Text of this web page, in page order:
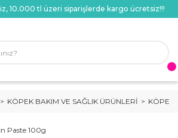
10.000 tl üzeri siparişlerde kargo ücretsiz!!!
KÖPEK BAKIM VE SAĞLIK ÜRÜNLERI KÖPEK